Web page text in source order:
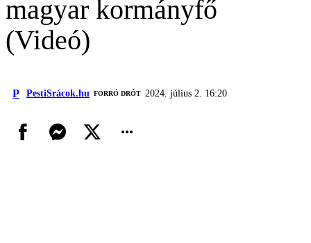
magyar kormányfő
(Videó)
P PestiSrácok.hu FORRÓ DRÓT 2024. július 2. 16:20